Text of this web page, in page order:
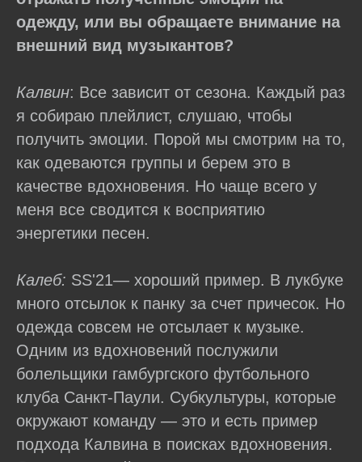
одежду, или вы обращаете внимание на
внешний вид музыкантов?
Калвин: Все зависит от сезона. Каждый раз
я собираю плейлист, слушаю, чтобы
получить эмоции. Порой мы смотрим на то,
как одеваются группы и берем это в
качестве вдохновения. Но чаще всего у
меня все сводится к восприятию
энергетики песен.
Калеб: SS'21— хороший пример. В лукбуке
много отсылок к панку за счет причесок. Но
одежда совсем не отсылает к музыке.
Одним из вдохновений послужили
болельщики гамбургского футбольного
клуба Санкт-Паули. Субкультуры, которые
окружают команду — это и есть пример
подхода Калвина в поисках вдохновения.